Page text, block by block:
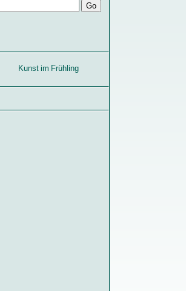
Kunst im Frühling